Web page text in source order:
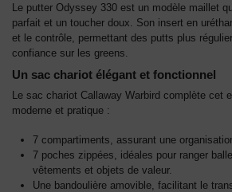
Le putter Odyssey 330 est un modèle maillet
parfait et un toucher doux. Son insert en
et le contrôle, permettant des putts plus
confiance sur les greens.
Un sac chariot élégant et fonctionnel
Le sac chariot Callaway Warbird complète cet
moderne et pratique :
7 compartiments, assurant une
7 poches zippées, idéales pour ranger
vêtements et objets de valeur.
Une bandoulière amovible, facilitant le